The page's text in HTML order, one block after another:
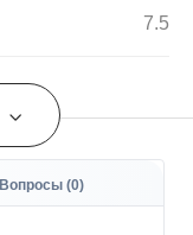
7.5
Вопросы (0)